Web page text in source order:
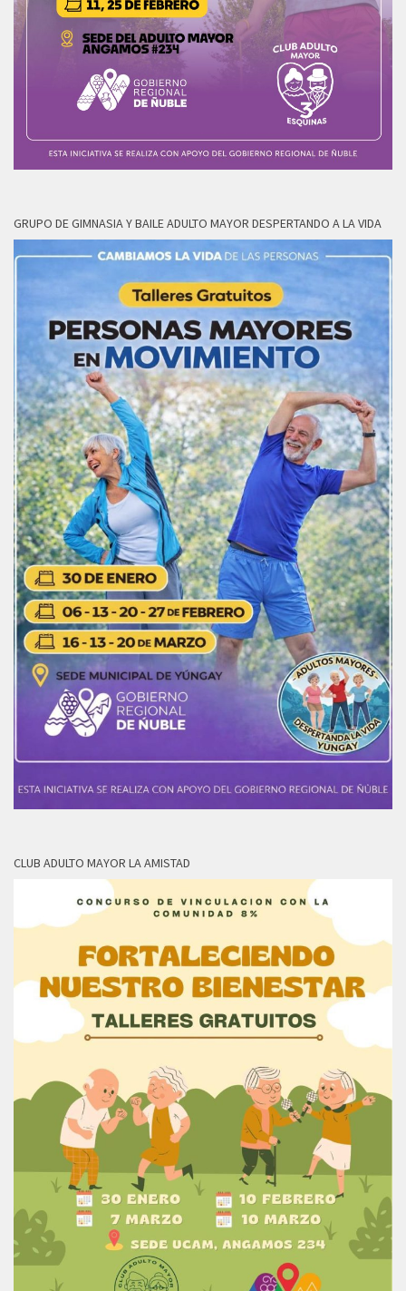
GRUPO DE GIMNASIA Y BAILE ADULTO MAYOR DESPERTANDO A LA VIDA
CLUB ADULTO MAYOR LA AMISTAD